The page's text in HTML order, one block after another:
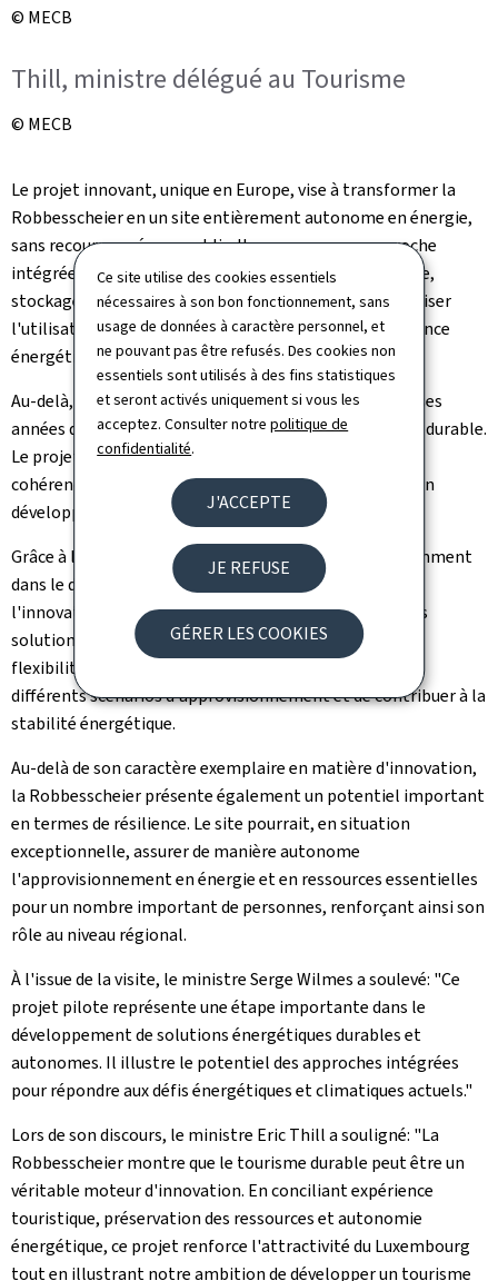
Ce site utilise des cookies essentiels
nécessaires à son bon fonctionnement, sans
usage de données à caractère personnel, et
ne pouvant pas être refusés. Des cookies non
essentiels sont utilisés à des fins statistiques
et seront activés uniquement si vous les
acceptez. Consulter notrepolitique de
confidentialité.
J'ACCEPTE
JE REFUSE
GÉRER LES COOKIES
© MECB
Thill, ministre délégué au Tourisme
© MECB
Le projet innovant, unique en Europe, vise à transformer la
Robbesscheieren un site entièrement autonome en énergie,
sans recours au réseau public. Il repose sur une approche
intégrée combinant production d'énergie renouvelable,
stockage et gestion intelligente, permettant d'optimiser
l'utilisation des ressources et de renforcer l'indépendance
énergétique du site.
Au-delà, la Robbesscheiers'inscrit depuis de nombreuses
années dans une démarche globale de développement durable.
Le projet constitue ainsi une pièce supplémentaire, en
cohérence avec les objectifs du 3e Plan national pour un
développement durable.
Grâce à l'intégration de technologies de pointe, notamment
dans le domaine des systèmes de conversion issus de
l'innovation industrielle, le projet explore de nouvelles
solutions pour améliorer l'efficacité énergétique et la
flexibilité des systèmes. Il permet ainsi de répondre à
différents scénarios d'approvisionnement et de contribuer à la
stabilité énergétique.
Au-delà de son caractère exemplaire en matière d'innovation,
la Robbesscheierprésente également un potentiel important
en termes de résilience. Le site pourrait, en situation
exceptionnelle, assurer de manière autonome
l'approvisionnement en énergie et en ressources essentielles
pour un nombre important de personnes, renforçant ainsi son
rôle au niveau régional.
À l'issue de la visite, le ministre Serge Wilmes a soulevé: "Ce
projet pilote représente une étape importante dans le
développement de solutions énergétiques durables et
autonomes. Il illustre le potentiel des approches intégrées
pour répondre aux défis énergétiques et climatiques actuels."
Lors de son discours, le ministre Eric Thill a souligné: "La
Robbesscheiermontre que le tourisme durable peut être un
véritable moteur d'innovation. En conciliant expérience
touristique, préservation des ressources et autonomie
énergétique, ce projet renforce l'attractivité du Luxembourg
tout en illustrant notre ambition de développer un tourisme